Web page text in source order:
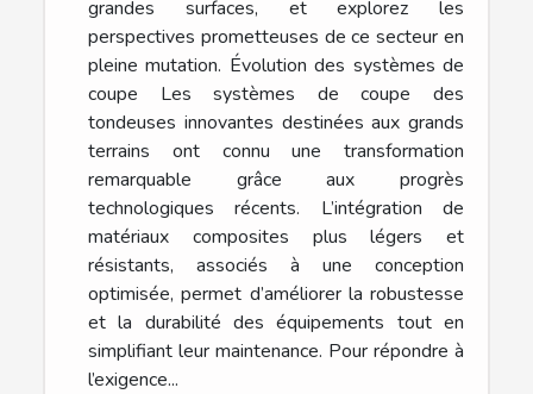
grandes surfaces, et explorez les
perspectives prometteuses de ce secteur en
pleine mutation. Évolution des systèmes de
coupe Les systèmes de coupe des
tondeuses innovantes destinées aux grands
terrains ont connu une transformation
remarquable grâce aux progrès
technologiques récents. L’intégration de
matériaux composites plus légers et
résistants, associés à une conception
optimisée, permet d’améliorer la robustesse
et la durabilité des équipements tout en
simplifiant leur maintenance. Pour répondre à
l’exigence...